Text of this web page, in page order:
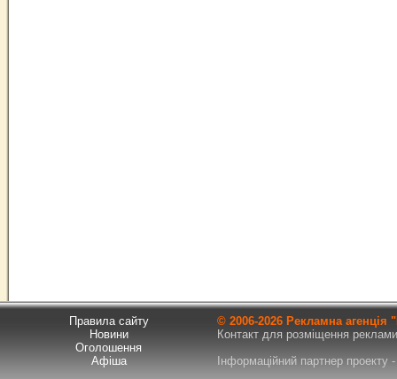
Правила сайту
Новини
Оголошення
Афіша
© 2006-2026 Рекламна
Контакт для розміщення
Інформаційний партнер проекту